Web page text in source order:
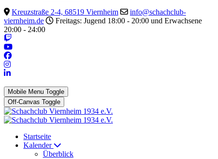
Kreuzstraße 2-4, 68519 Viernheim
info@schachclub-
viernheim.de
Freitags: Jugend 18:00 - 20:00 und Erwachsene
20:00 - 24:00
Mobile Menu Toggle
Off-Canvas Toggle
Startseite
Kalender
Überblick